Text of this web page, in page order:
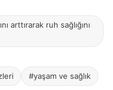
arttırarak ruh sağlığını
#yaşam ve sağlık